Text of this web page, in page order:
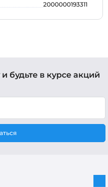
2000000193311
будьте в курсе акций